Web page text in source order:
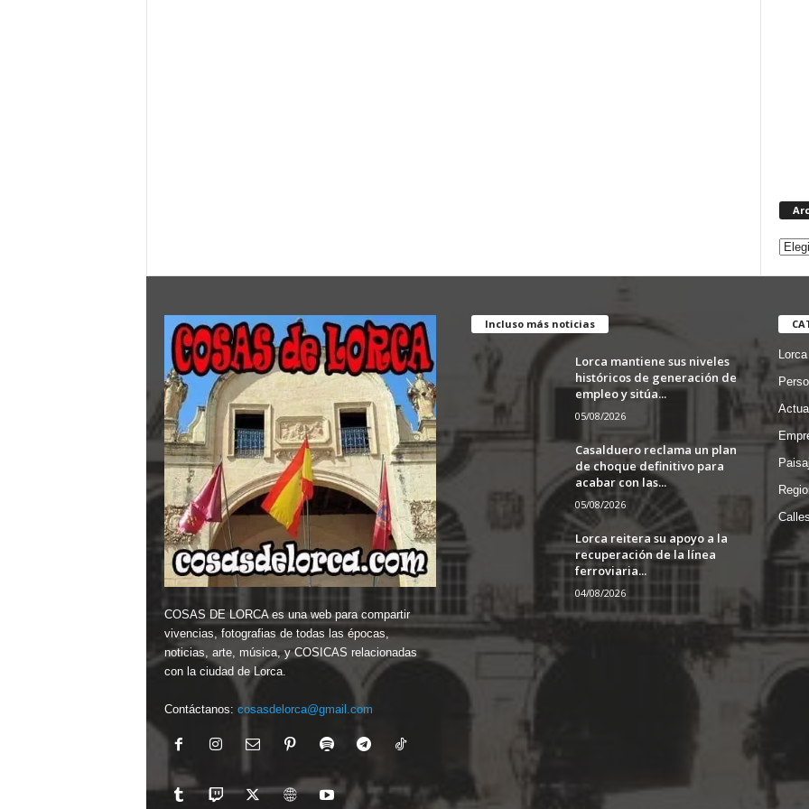
COSAS DE LORCA es una web para compartir
vivencias, fotografias de todas las épocas,
noticias, arte, música, y COSICAS relacionadas
con la ciudad de Lorca.
Contáctanos: cosasdelorca@gmail.com
Incluso más noticias
Lorca mantiene sus niveles
históricos de generación de
empleo y sitúa...
05/08/2026
Casalduero reclama un plan
de choque definitivo para
acabar con las...
05/08/2026
Lorca reitera su apoyo a la
recuperación de la línea
ferroviaria...
04/08/2026
Lorca